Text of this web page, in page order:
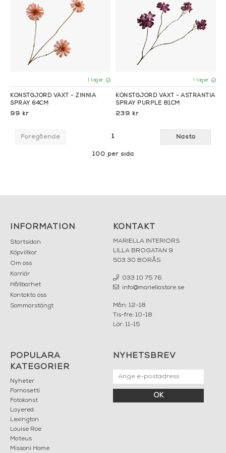
I lager
KONSTGJORD VÄXT - ZINNIA
SPRAY 64CM
99 kr
I lager
KONSTGJORD VÄXT - ASTRANTIA
SPRAY PURPLE 81CM
239 kr
Föregående 1 Nästa
100 per sida
INFORMATION
Startsidan
Köpvillkor
Om oss
Karriär
Hållbarhet
Kontakta oss
Sommarstängt
KONTAKT
MARIELLA INTERIORS
LILLA BROGATAN 9
503 30 BORÅS
033 10 75 76
info@mariellastore.se
Mån: 12-18
Tis-fre: 10-18
Lör: 11-15
POPULÄRA
KATEGORIER
Nyheter
Fornasetti
Fotokonst
Layered
Lexington
Louise Roe
Mateus
Missoni Home
NYHETSBREV
OK